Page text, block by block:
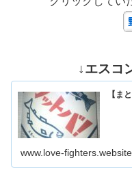
↓エスコ
【ま
www.love-fighters.website